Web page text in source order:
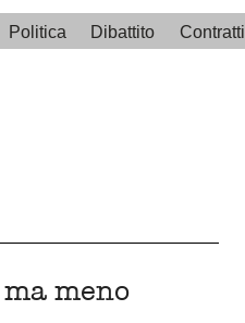
Politica Dibattito Contratti
meno